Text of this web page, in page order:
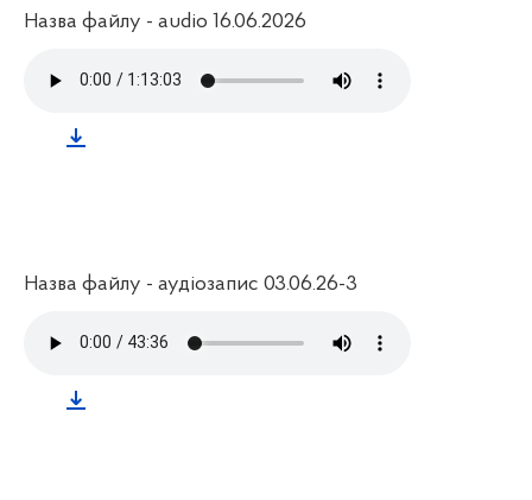
Назва файлу - audio 16.06.2026
Назва файлу - аудіозапис 03.06.26-3